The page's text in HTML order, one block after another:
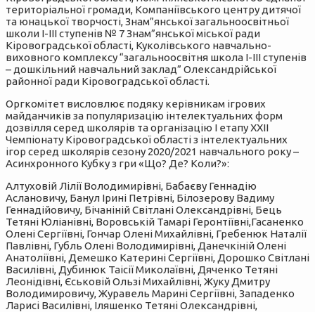
Оргкомітет висловлює подяку керівникам ігрових
майданчиків за популяризацію інтелектуальних форм
дозвілля серед школярів та організацію І етапу XXІІ
Чемпіонату Кіровоградської області з інтелектуальних
ігор серед школярів сезону 2020/2021 навчального року –
Асинхронного Кубку з гри «Що? Де? Коли?»:
Алтуховій Лілії Володимирівні, Бабаєву Геннадію
Аслановичу, Банул Ірині Петрівні, Білозерову Вадиму
Геннадійовичу, Бічаніній Світлані Олександрівні, Бець
Тетяні Юліанівні, Воровській Тамарі Геронтіївні,Гасаненко
Олені Сергіївні, Гончар Олені Михайлівні, Гребенюк Наталії
Павлівні, Губль Олені Володимирівні, Данечкіній Олені
Анатоліївні, Демешко Катерині Сергіївні, Дорошко Світлані
Василівні, Дубинюк Таісії Миколаївні, Дяченко Тетяні
Леонідівні, Єськовій Ользі Михайлівні, Жуку Дмитру
Володимировичу, Журавель Марині Сергіївні, Западенко
Ларисі Василівні, Іляшенко Тетяні Олександрівні,